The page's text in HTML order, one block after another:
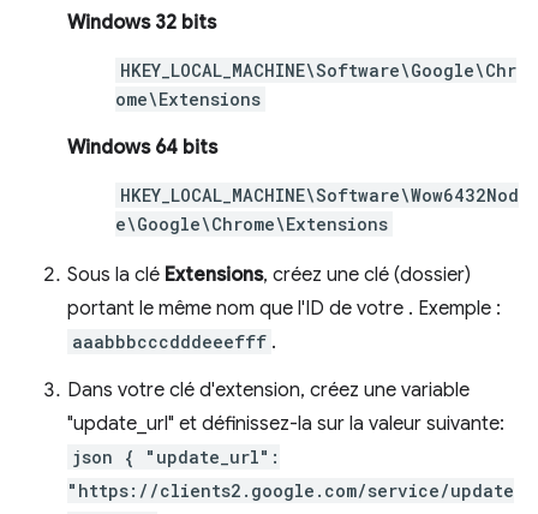
Windows 32 bits
HKEY_LOCAL_MACHINE\Software\Google\Chr
ome\Extensions
Windows 64 bits
HKEY_LOCAL_MACHINE\Software\Wow6432Nod
e\Google\Chrome\Extensions
Sous la clé Extensions, créez une clé (dossier)
portant le même nom que l'ID de votre . Exemple :
aaabbbcccdddeeefff .
Dans votre clé d'extension, créez une variable
"update_url" et définissez-la sur la valeur suivante:
json { "update_url":
"https://clients2.google.com/service/update